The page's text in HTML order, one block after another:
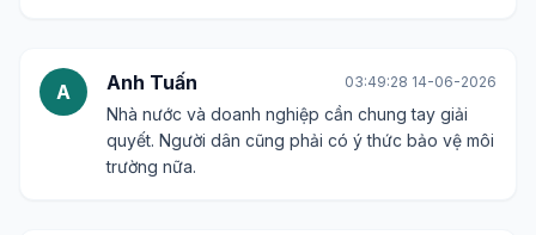
A Anh Tuấn 03:49:28 14-06-2026
Nhà nước và doanh nghiệp cần chung tay giải
quyết. Người dân cũng phải có ý thức bảo vệ môi
trường nữa.